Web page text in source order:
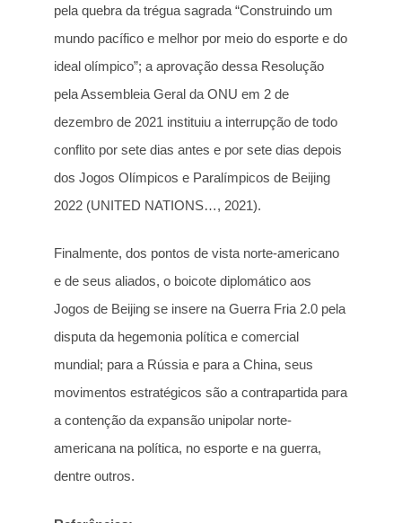
pela quebra da trégua sagrada “Construindo um
mundo pacífico e melhor por meio do esporte e do
ideal olímpico”; a aprovação dessa Resolução
pela Assembleia Geral da ONU em 2 de
dezembro de 2021 instituiu a interrupção de todo
conflito por sete dias antes e por sete dias depois
dos Jogos Olímpicos e Paralímpicos de Beijing
2022 (UNITED NATIONS…, 2021).
Finalmente, dos pontos de vista norte-americano
e de seus aliados, o boicote diplomático aos
Jogos de Beijing se insere na Guerra Fria 2.0 pela
disputa da hegemonia política e comercial
mundial; para a Rússia e para a China, seus
movimentos estratégicos são a contrapartida para
a contenção da expansão unipolar norte-
americana na política, no esporte e na guerra,
dentre outros.